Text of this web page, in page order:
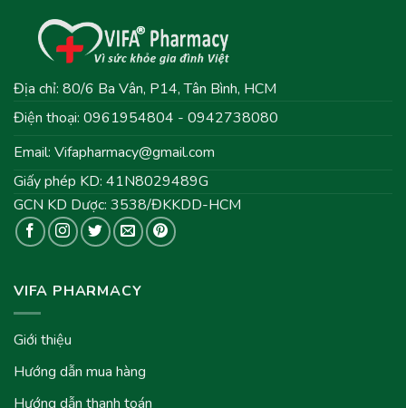
Địa chỉ: 80/6 Ba Vân, P14, Tân Bình, HCM
Điện thoại: 0961954804 - 0942738080
Email: Vifapharmacy@gmail.com
Giấy phép KD: 41N8029489G
GCN KD Dược: 3538/ĐKKDD-HCM
VIFA PHARMACY
Giới thiệu
Hướng dẫn mua hàng
Hướng dẫn thanh toán